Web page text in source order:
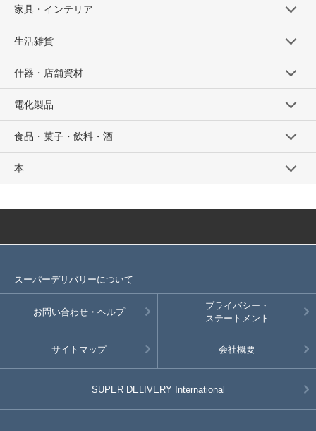
家具・インテリア
生活雑貨
什器・店舗資材
電化製品
食品・菓子・飲料・酒
本
スーパーデリバリーについて
お問い合わせ・ヘルプ
プライバシー・
ステートメント
サイトマップ 会社概要
SUPER DELIVERY International